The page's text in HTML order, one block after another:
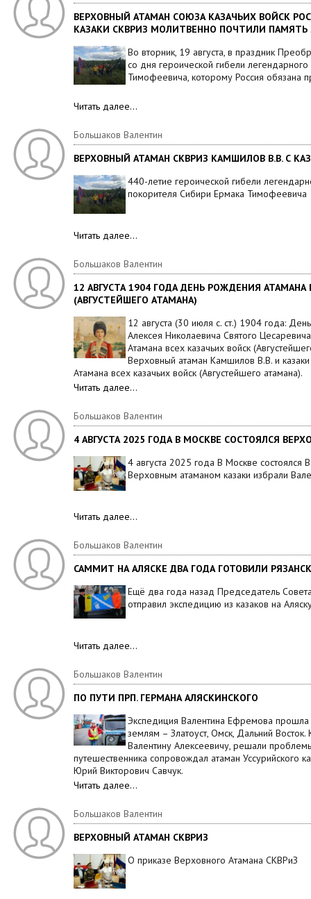
ВЕРХОВНЫЙ АТАМАН СОЮЗА КАЗАЧЬИХ ВОЙСК
КАЗАКИ СКВРИЗ МОЛИТВЕННО ПОЧТИЛИ ПАМЯТЬ
Во вторник, 19 августа, в праздник
со дня героической гибели
Тимофеевича, которому Россия обязана
Читать далее…
Большаков Валентин
ВЕРХОВНЫЙ АТАМАН СКВРИЗ КАМШИЛОВ В.В. С
440-летие героической гибели
покорителя Сибири Ермака Тимофеевича
Читать далее…
Большаков Валентин
12 АВГУСТА 1904 ГОДА ДЕНЬ РОЖДЕНИЯ АТАМАНА
(АВГУСТЕЙШЕГО АТАМАНА)
12 августа (30 июля с. ст.) 1904 года:
Алексея Николаевича Святого
Атамана всех казачьих войск
Верховный атаман Камшилов В.В. и
Атамана всех казачьих войск (Августейшего атамана).
Читать далее…
Большаков Валентин
4 АВГУСТА 2025 ГОДА В МОСКВЕ СОСТОЯЛСЯ
4 августа 2025 года В Москве
Верховным атаманом казаки избрали
Читать далее…
Большаков Валентин
САММИТ НА АЛЯСКЕ ДВА ГОДА ГОТОВИЛИ
Ещё два года назад Председатель
отправил экспедицию из казаков на
Читать далее…
Большаков Валентин
ПО ПУТИ ПРП. ГЕРМАНА АЛЯСКИНСКОГО
Экспедиция Валентина Ефремова
землям – Златоуст, Омск, Дальний
Валентину Алексеевичу, решали
путешественника сопровождал атаман Уссурийского
Юрий Викторович Савчук.
Читать далее…
Большаков Валентин
ВЕРХОВНЫЙ АТАМАН СКВРИЗ
О приказе Верховного Атамана СКВРиЗ